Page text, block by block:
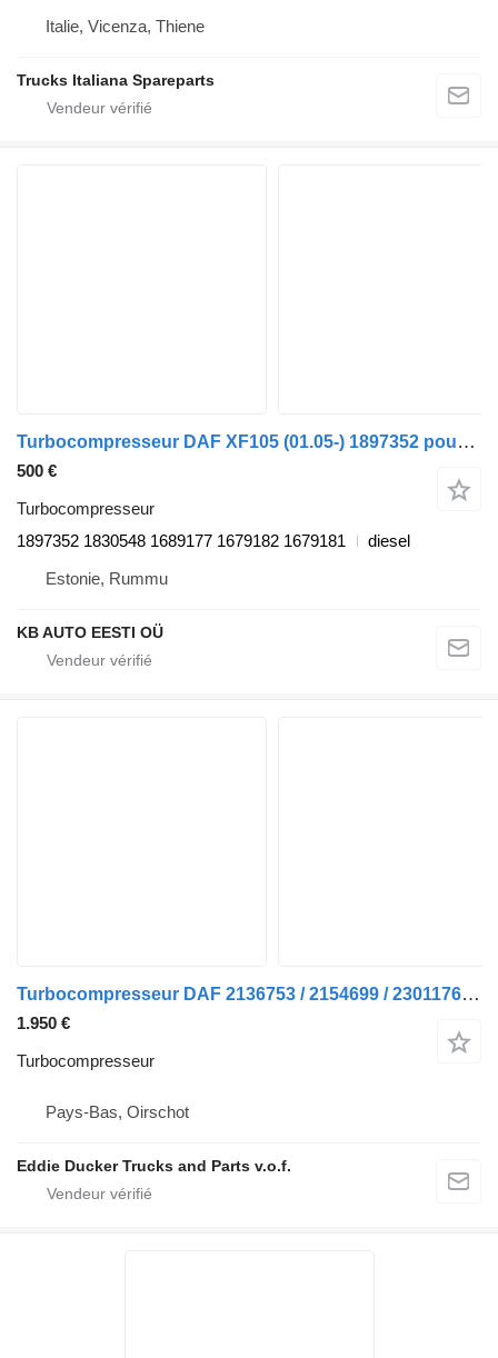
Italie, Vicenza, Thiene
Trucks Italiana Spareparts
Turbocompresseur DAF XF105 (01.05-) 1897352 pour camion DAF XF95, XF105 (2001-2014)
500 €
Turbocompresseur
1897352 1830548 1689177 1679182 1679181
diesel
Estonie, Rummu
KB AUTO EESTI OÜ
Turbocompresseur DAF 2136753 / 2154699 / 2301176 / 2417228 Turbo+VTG MX-13 pour camion
1.950 €
Turbocompresseur
Pays-Bas, Oirschot
Eddie Ducker Trucks and Parts v.o.f.